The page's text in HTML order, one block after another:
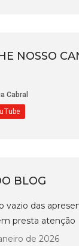
NOSSO
BLOG
vazio das
presta atenção
de 2026